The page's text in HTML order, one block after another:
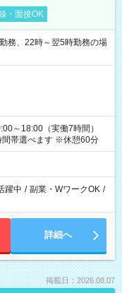
・面接OK
、22時～翌5時勤務の場
～18:00（実働7時間）
帯選べます ※休憩60分
躍中 / 副業・WワークOK /
詳細へ
掲載日：2026.08.07